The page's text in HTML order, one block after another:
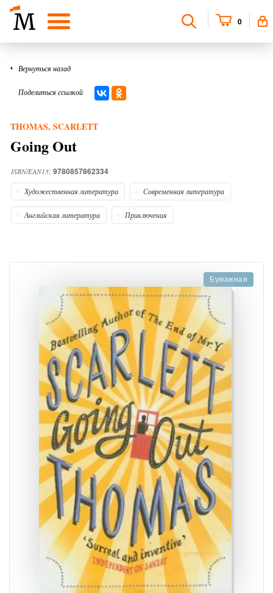
0
Вернуться назад
Поделиться ссылкой
THOMAS, SCARLETT
Going Out
ISBN/EAN13: 9780857862334
Художественная литература Современная литература
Английская литература Приключения
Бумажная